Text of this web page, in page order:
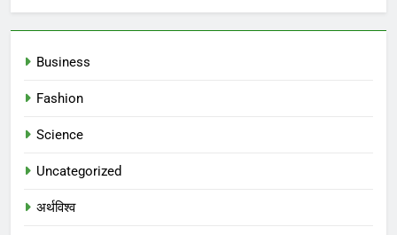
Business
Fashion
Science
Uncategorized
अर्थविश्व